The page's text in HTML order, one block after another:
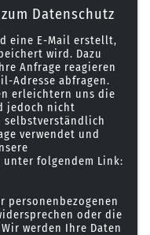
Datenschutz
eine E-Mail erstellt,
wird. Dazu
Anfrage reagieren
Adresse abfragen.
erleichtern uns die
jedoch nicht
selbstverständlich
verwendet und
folgendem Link:
personenbezogenen
oder die
werden Ihre Daten